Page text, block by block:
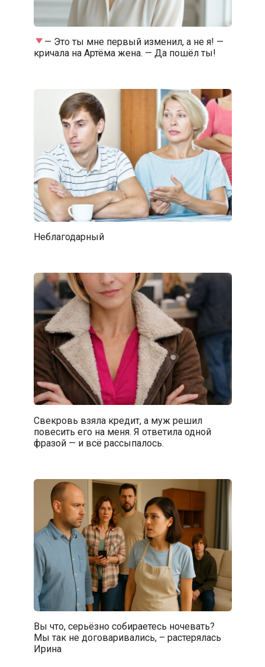
— Это ты мне первый изменил, а не я! —
кричала на Артёма жена. — Да пошёл ты!
Неблагодарный
Свекровь взяла кредит, а муж решил
повесить его на меня. Я ответила одной
фразой — и всё рассыпалось.
Вы что, серьёзно собираетесь ночевать?
Мы так не договаривались, – растерялась
Ирина